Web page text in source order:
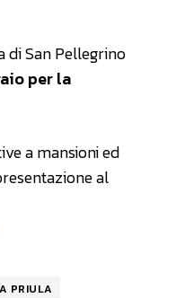
di San Pellegrino
per la
a mansioni ed
al
PRIULA